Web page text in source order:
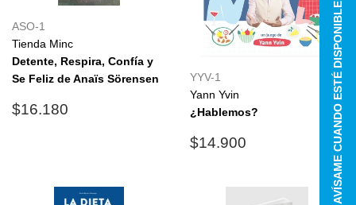
ASO-1
Tienda Minc
Detente, Respira, Confía y
Se Feliz de Anaïs Sörensen
Precio
$16.180
YYV-1
Yann Yvin
¿Hablemos?
Precio
$14.900 AVÍSAME CUANDO ESTÉ DISPONIBLE